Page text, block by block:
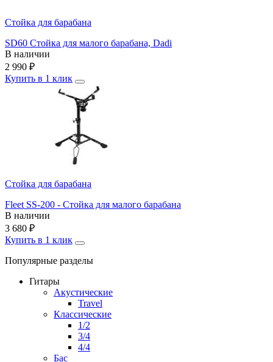
Стойка для барабана
SD60 Стойка для малого барабана, Dadi
В наличии
2 990 ₽
Купить в 1 клик
Стойка для барабана
Fleet SS-200 - Стойка для малого барабана
В наличии
3 680 ₽
Купить в 1 клик
Популярные разделы
Гитары
Акустические
Travel
Классические
1/2
3/4
4/4
Бас